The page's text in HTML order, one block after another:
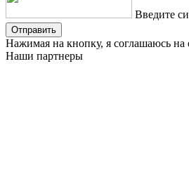
Введите
Отправить
Нажимая на кнопку, я соглашаюсь
Наши партнеры